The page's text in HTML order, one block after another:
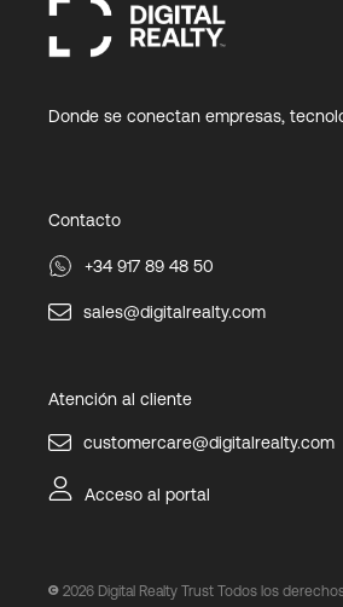
Donde se conectan empresas,
Contacto
+34 917 89 48 50
sales@digitalrealty.com
Atención al cliente
customercare@digitalrealty.com
Acceso al portal
2026 Digital Realty Trust Todos los